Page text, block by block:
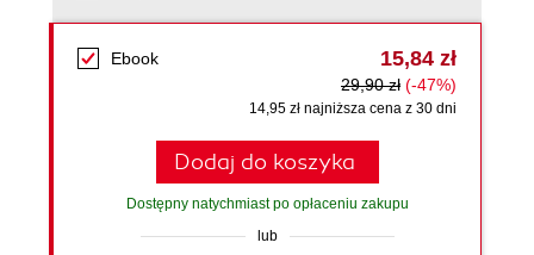
Ebook 15,84 zł
29,90 zł (-47%)
14,95 zł najniższa cena z 30 dni
Dodaj do koszyka
Dostępny natychmiast po opłaceniu zakupu
lub